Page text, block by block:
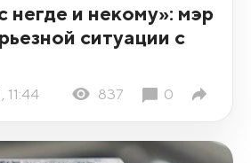
негде и некому»: мэр
ситуации с
11:44 837 0